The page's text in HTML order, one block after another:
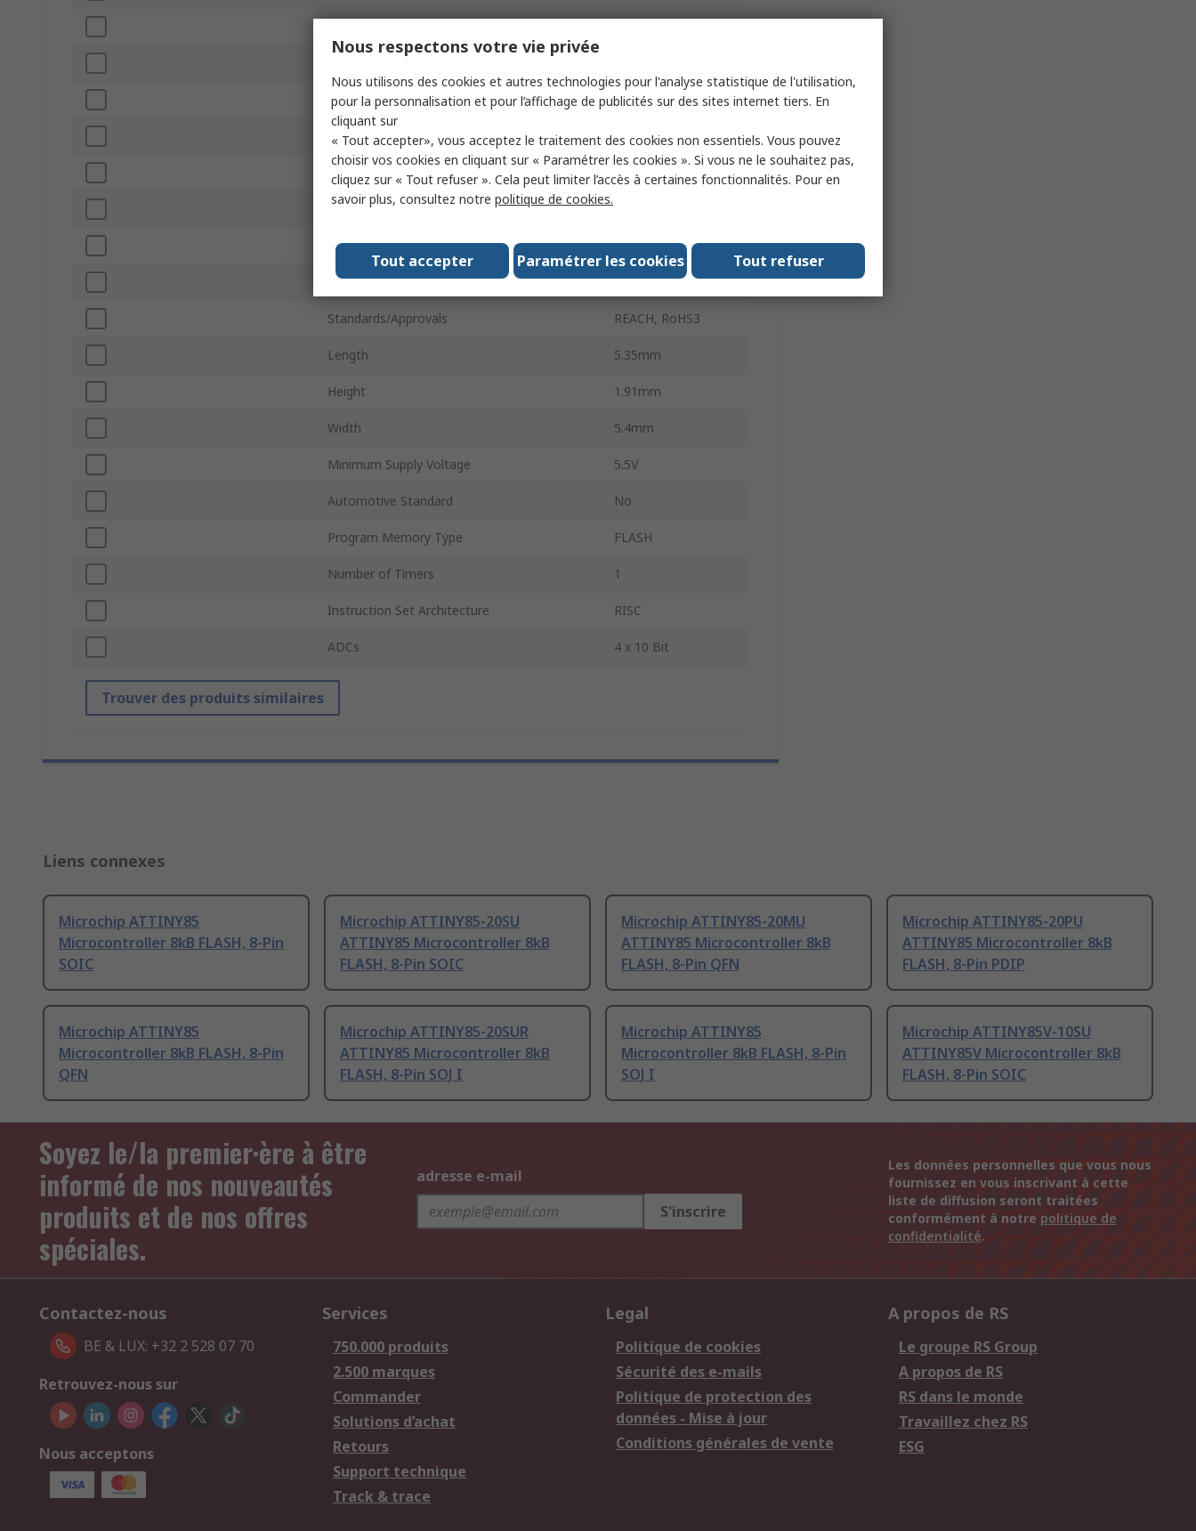
RAM Size 512kB
Maximum Supply Voltage 5.5V
Analogue Comparators 1
Minimum Operating Temperature
Number of Programmable I/Os 6
Maximum Operating Temperature 125°C
Standards/Approvals REACH, RoHS3
Length 5.35mm
Height 1.91mm
Width 5.4mm
Minimum Supply Voltage 5.5V
Automotive Standard No
Program Memory Type FLASH
Number of Timers 1
Instruction Set Architecture RISC
ADCs 4 x 10 Bit
Trouver des produits similaires
Liens connexes
Microchip ATTINY85
Microcontroller 8kB FLASH, 8-Pin
SOIC
Microchip ATTINY85-20SU
ATTINY85 Microcontroller 8kB
FLASH, 8-Pin SOIC
Microchip ATTINY85-20MU
ATTINY85 Microcontroller 8kB
FLASH, 8-Pin QFN
Microchip ATTINY85-20PU
ATTINY85 Microcontroller 8kB
FLASH, 8-Pin PDIP
Microchip ATTINY85
Microcontroller 8kB FLASH, 8-Pin
QFN
Microchip ATTINY85-20SUR
ATTINY85 Microcontroller 8kB
FLASH, 8-Pin SOJ I
Microchip ATTINY85
Microcontroller 8kB FLASH, 8-Pin
SOJ I
Microchip ATTINY85V-10SU
ATTINY85V Microcontroller 8kB
FLASH, 8-Pin SOIC
Soyez le/la premier·ère à être
informé de nos nouveautés
produits et de nos offres
spéciales.
adresse e-mail
S'inscrire
Les données personnelles que vous nous
fournissez en vous inscrivant à cette
liste de diffusion seront traitées
conformément à notre politique de
confidentialité.
Contactez-nous
BE & LUX: +32 2 528 07 70
Retrouvez-nous sur
Nous acceptons
Services
750.000 produits
2.500 marques
Commander
Solutions d’achat
Retours
Support technique
Track & trace
Legal
Politique de cookies
Sécurité des e-mails
Politique de protection des
données - Mise à jour
Conditions générales de vente
A propos de RS
Le groupe RS Group
A propos de RS
RS dans le monde
Travaillez chez RS
ESG
Nous respectons votre vie privée
Nous utilisons des cookies et autres technologies pour l'analyse statistique de l'utilisation,
pour la personnalisation et pour l’affichage de publicités sur des sites internet tiers. En
cliquant sur
« Tout accepter», vous acceptez le traitement des cookies non essentiels. Vous pouvez
choisir vos cookies en cliquant sur « Paramétrer les cookies ». Si vous ne le souhaitez pas,
cliquez sur « Tout refuser ». Cela peut limiter l’accès à certaines fonctionnalités. Pour en
savoir plus, consultez notre politique de cookies.
Tout accepter Paramétrer les cookies Tout refuser